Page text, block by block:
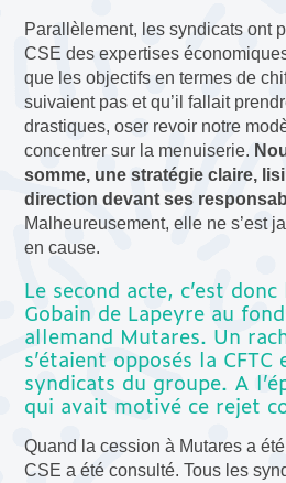
Parallèlement, les syndicats ont
CSE des expertises
que les objectifs en termes de
suivaient pas et qu’il fallait
drastiques, oser revoir notre
concentrer sur la menuiserie.
somme, une stratégie claire,
direction devant ses
Malheureusement, elle ne s’est
en cause.
Le second acte, c’est
Gobain de Lapeyre au
allemand Mutares. Un
s’étaient opposés la
syndicats du groupe. A
qui avait motivé ce rejet
Quand la cession à Mutares a
CSE a été consulté. Tous les